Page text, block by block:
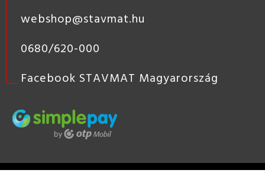
webshop@stavmat.hu
0680/620-000
Facebook STAVMAT Magyarország